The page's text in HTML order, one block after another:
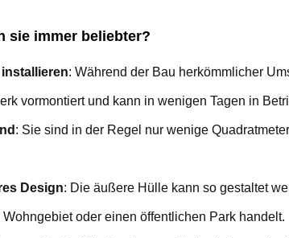
sie immer beliebter?
: Während der Bau herkömmlicher
vormontiert und kann in wenigen Tagen in
: Sie sind in der Regel nur wenige
Design: Die äußere Hülle kann so gestaltet
oder einen öffentlichen Park handelt.